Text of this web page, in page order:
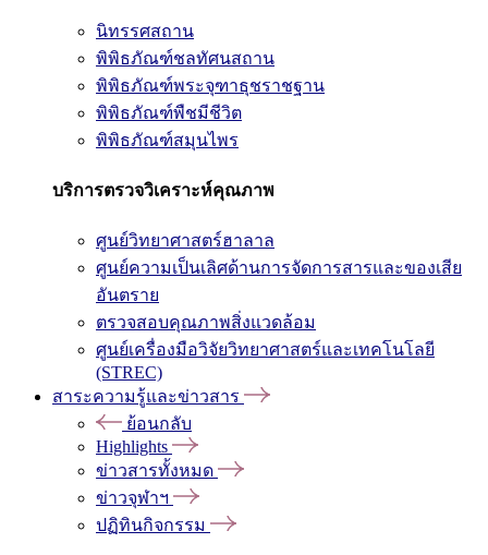
นิทรรศสถาน
พิพิธภัณฑ์ชลทัศนสถาน
พิพิธภัณฑ์พระจุฑาธุชราชฐาน
พิพิธภัณฑ์พืชมีชีวิต
พิพิธภัณฑ์สมุนไพร
บริการตรวจวิเคราะห์คุณภาพ
ศูนย์วิทยาศาสตร์ฮาลาล
ศูนย์ความเป็นเลิศด้านการจัดการสารและของเสีย
อันตราย
ตรวจสอบคุณภาพสิ่งแวดล้อม
ศูนย์เครื่องมือวิจัยวิทยาศาสตร์และเทคโนโลยี
(STREC)
สาระความรู้และข่าวสาร
ย้อนกลับ
Highlights
ข่าวสารทั้งหมด
ข่าวจุฬาฯ
ปฏิทินกิจกรรม